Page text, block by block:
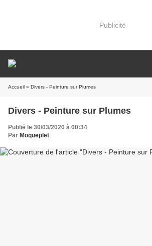
Publicité
Accueil » Divers - Peinture sur Plumes
Divers - Peinture sur Plumes
Publié le 30/03/2020 à 00:34
Par Moqueplet